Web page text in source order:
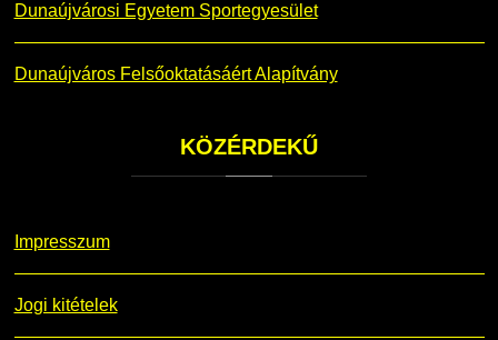
Dunaújvárosi Egyetem Sportegyesület
Dunaújváros Felsőoktatásáért Alapítvány
KÖZÉRDEKŰ
Impresszum
Jogi kitételek